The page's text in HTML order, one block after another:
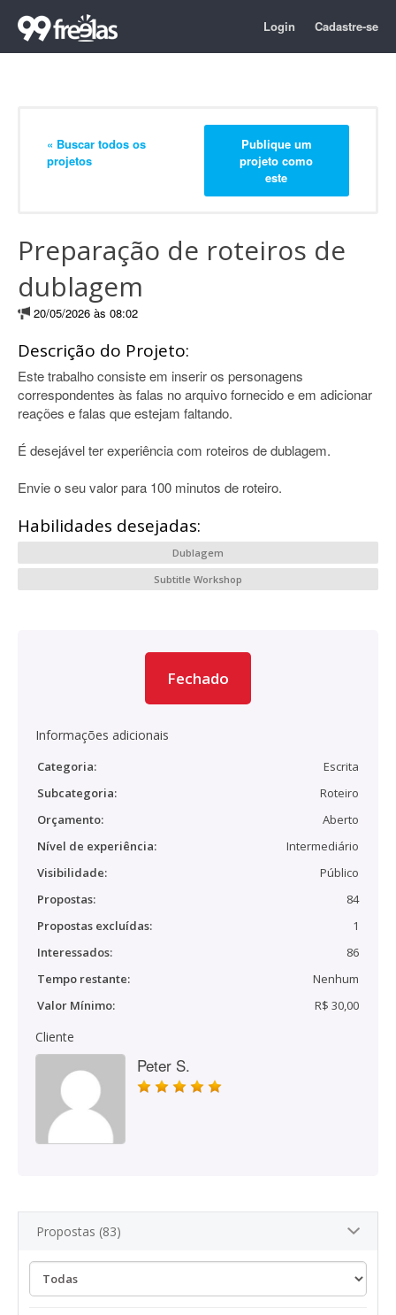
Login Cadastre-se
« Buscar todos os
projetos
Publique um
projeto como
este
Preparação de roteiros de
dublagem
20/05/2026 às 08:02
Descrição do Projeto:
Este trabalho consiste em inserir os personagens
correspondentes às falas no arquivo fornecido e em adicionar
reações e falas que estejam faltando.
É desejável ter experiência com roteiros de dublagem.
Envie o seu valor para 100 minutos de roteiro.
Habilidades desejadas:
Dublagem
Subtitle Workshop
Fechado
Informações adicionais
Categoria:
Escrita
Subcategoria:
Roteiro
Orçamento:
Aberto
Nível de experiência:
Intermediário
Visibilidade:
Público
Propostas:
84
Propostas excluídas:
1
Interessados:
86
Tempo restante:
Nenhum
Valor Mínimo:
R$ 30,00
Cliente
Peter S.
Propostas (83)